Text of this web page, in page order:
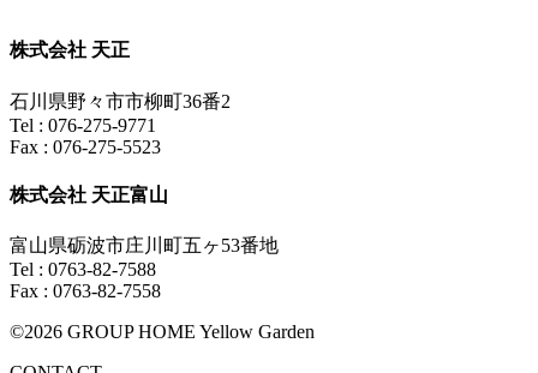
株式会社 天正
石川県野々市市柳町36番2
Tel : 076-275-9771
Fax : 076-275-5523
株式会社 天正富山
富山県砺波市庄川町五ヶ53番地
Tel : 0763-82-7588
Fax : 0763-82-7558
©2026 GROUP HOME Yellow Garden